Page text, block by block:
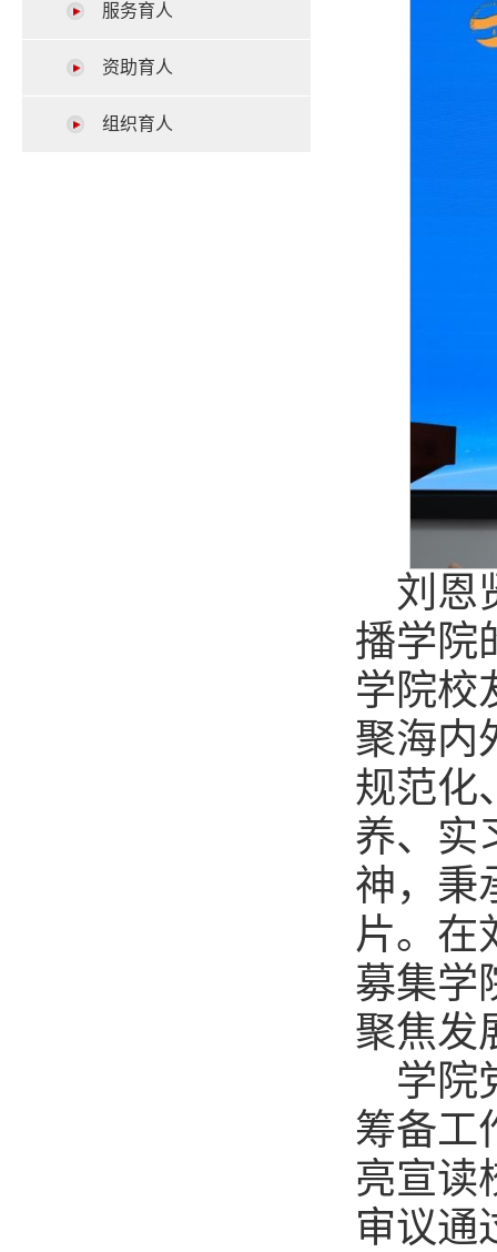
服务育人
资助育人
组织育人
刘恩
播学院
学院校
聚海内
规范化
养、实
神，秉
片。在
募集学
聚焦发
学院
筹备工
亮宣读
审议通